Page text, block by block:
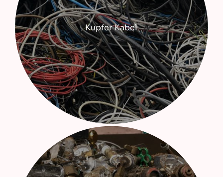
Kupfer Kabel